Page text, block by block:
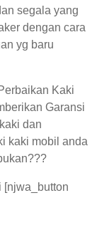
segala yang
dengan cara
yg baru
Kaki
Garansi
dan
kaki mobil anda
[njwa_button